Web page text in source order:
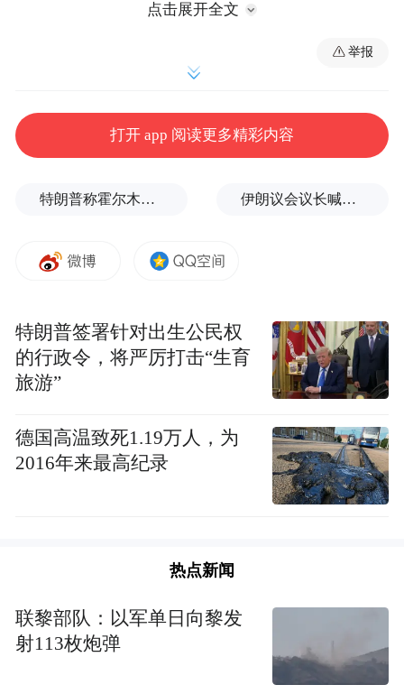
中心医院北院区心内科留出床位，安排刘师
用了不到一个小时。而且他不用跑上跑下，
都是家庭医生团队在操办。
对此，中原社区卫生服务中心主任吴瑞勤
刘师傅一样享受便捷、高效的服务。中心能
台。
中原社区卫生服务中心局域人口健康信息平
联互通，又与市中心医院北院区的HIS系统联
网。医生们点点鼠标，即可完整查阅签约居
民的电子健康档案，省去了以前各种复杂的
挥着“让信息多跑路、居民少跑腿”的作用。
居民电子健康档案是社区卫生服务中心为签
约家庭医生服务的居民建立的，全省联网。
健康档案除了居民的个人基础信息外，还有
点击展开全文
举报
打开 app 阅读更多精彩内容
特朗普称霍尔木兹海峡协议尚未达成，正参与相关谈判 伊朗议会议长喊话：别再作秀了！
特朗普签署针对出生公民权
的行政令，将严厉打击“生育
旅游”
德国高温致死1.19万人，为
2016年来最高纪录
热点新闻
联黎部队：以军单日向黎发
射113枚炮弹